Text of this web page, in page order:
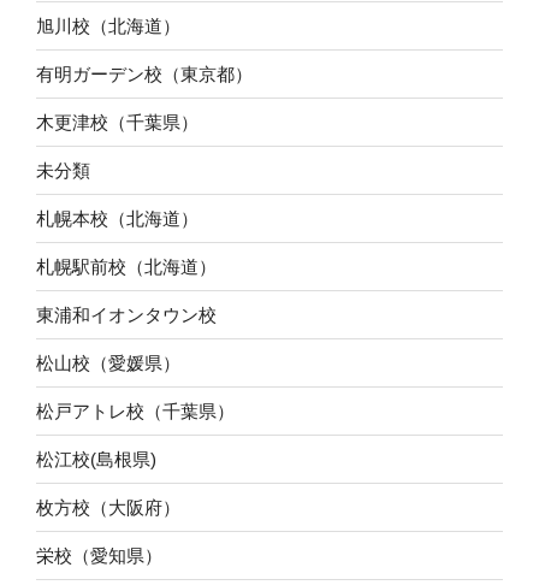
旭川校（北海道）
有明ガーデン校（東京都）
木更津校（千葉県）
未分類
札幌本校（北海道）
札幌駅前校（北海道）
東浦和イオンタウン校
松山校（愛媛県）
松戸アトレ校（千葉県）
松江校(島根県)
枚方校（大阪府）
栄校（愛知県）